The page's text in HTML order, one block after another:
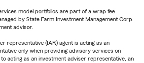
model portfolios are part of a wrap fee
by State Farm Investment Management Corp.
advisor.
representative (IAR) agent is acting as an
only when providing advisory services on
acting as an investment adviser representative, an